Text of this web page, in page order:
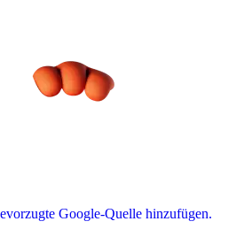
Google-Quelle hinzufügen.